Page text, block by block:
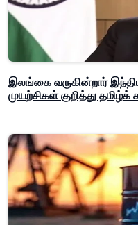
இலங்கை வருகின்றார்
முயற்சிகள் குறித்து தமிழ்க்